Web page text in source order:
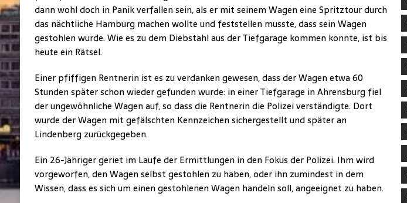
dann wohl doch in Panik verfallen sein, als er mit seinem Wagen eine Spritztour durch
das nächtliche Hamburg machen wollte und feststellen musste, dass sein Wagen
gestohlen wurde. Wie es zu dem Diebstahl aus der Tiefgarage kommen konnte, ist bis
heute ein Rätsel.
Einer pfiffigen Rentnerin ist es zu verdanken gewesen, dass der Wagen etwa 60
Stunden später schon wieder gefunden wurde: in einer Tiefgarage in Ahrensburg fiel
der ungewöhnliche Wagen auf, so dass die Rentnerin die Polizei verständigte. Dort
wurde der Wagen mit gefälschten Kennzeichen sichergestellt und später an
Lindenberg zurückgegeben.
Ein 26-Jähriger geriet im Laufe der Ermittlungen in den Fokus der Polizei. Ihm wird
vorgeworfen, den Wagen selbst gestohlen zu haben, oder ihn zumindest in dem
Wissen, dass es sich um einen gestohlenen Wagen handeln soll, angeeignet zu haben.